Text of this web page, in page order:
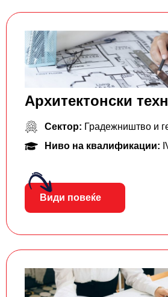
Архитектонски
Сектор: Градежништво и
Ниво на квалификации:
Види повеќе